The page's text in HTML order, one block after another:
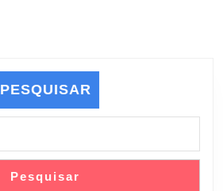
PESQUISAR
Pesquisar